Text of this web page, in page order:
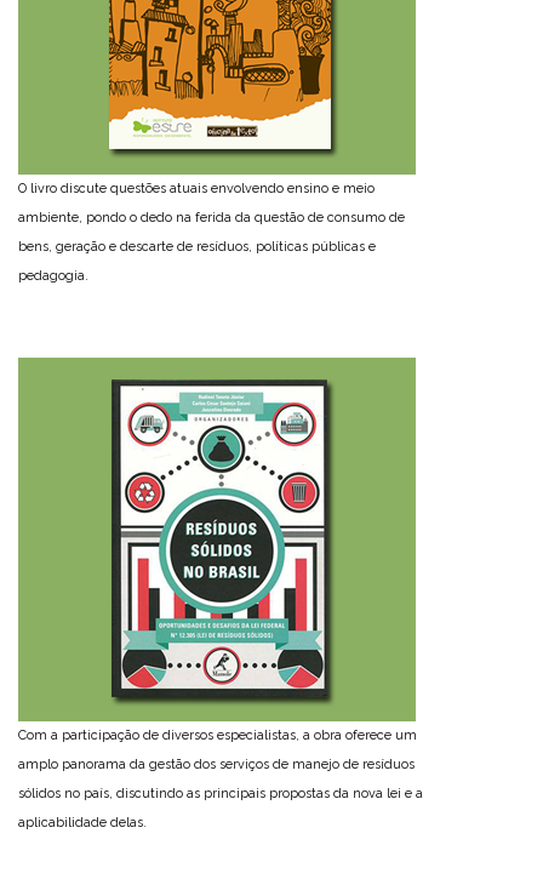
O livro discute questões atuais envolvendo ensino e meio
ambiente, pondo o dedo na ferida da questão de consumo de
bens, geração e descarte de resíduos, políticas públicas e
pedagogia.
Com a participação de diversos especialistas, a obra oferece um
amplo panorama da gestão dos serviços de manejo de resíduos
sólidos no país, discutindo as principais propostas da nova lei e a
aplicabilidade delas.